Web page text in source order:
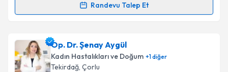
Takvim Talebini Gönder
Randevu Talep Et
Randevu Takvimi Talebi
Op. Dr. Sezer Güliçin randevu takvimi talebi
oluşturun. Size bu uzmandan randevu almanız için bir
takvim hazırlandığında e-posta ile bilgilendireceğiz.
Op. Dr. Şenay Aygül
Kadın Hastalıkları ve Doğum +1diğer
Tekirdağ, Çorlu